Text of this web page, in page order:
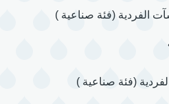
الفردية (فئة صناعية )
(فئة صناعية )